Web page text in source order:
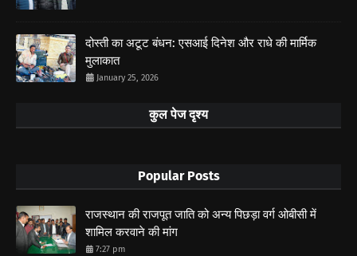
दोस्ती का अटूट बंधन: एसआई दिनेश और राधे की मार्मिक
मुलाकात
January 25, 2026
कुल पेज दृश्य
Popular Posts
राजस्थान की राजपूत जाति को अन्य पिछड़ा वर्ग ओबीसी में
शामिल करवाने की मांग
7:27 pm